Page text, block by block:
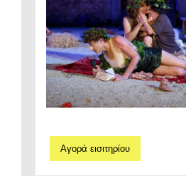
Αγορά εισιτηρίου